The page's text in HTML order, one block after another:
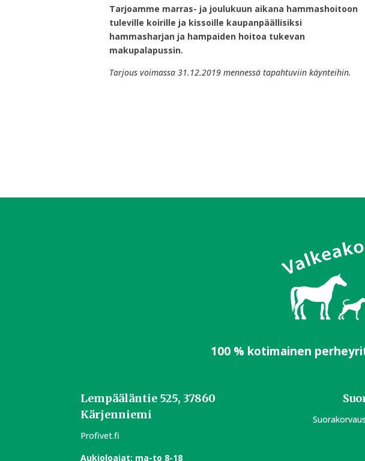
Tarjoamme marras- ja joulukuun aikana hammashoitoon
tuleville koirille ja kissoille kaupanpäällisiksi
hammasharjan ja hampaiden hoitoa tukevan
makupalapussin.
Tarjous voimassa 31.12.2019 mennessä tapahtuviin käynteihin.
100 % kotimainen
Lempääläntie 525, 37860
Kärjenniemi
Profivet.fi
Aukioloajat: ma-to 8-18